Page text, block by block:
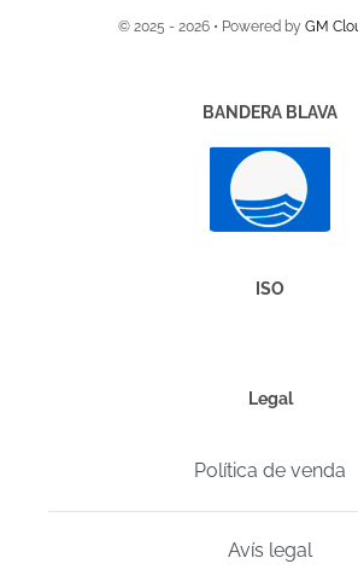
© 2025 - 2026 • Powered by GM
BANDERA BLAVA
ISO
Legal
Política de venda
Avís legal